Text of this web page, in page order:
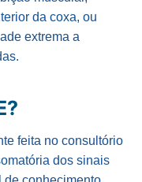
da coxa, ou
extrema a
feita no consultório
dos sinais